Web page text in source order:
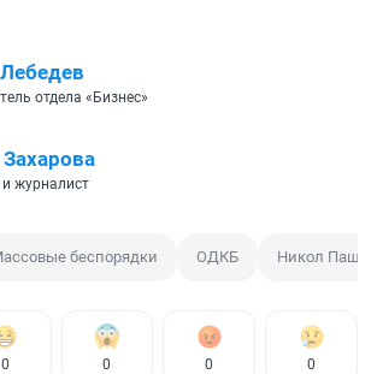
отдела «Бизнес»
и журналист
беспорядки ОДКБ Никол
0 0 0 0